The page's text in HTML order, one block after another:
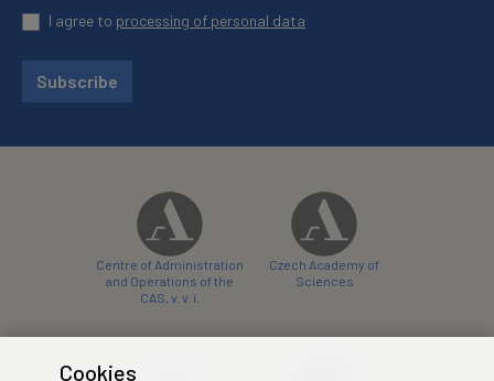
I agree to processing of personal data
Subscribe
Centre of Administration
and Operations of the
CAS, v. v. i.
Czech Academy of
Sciences
Cookies